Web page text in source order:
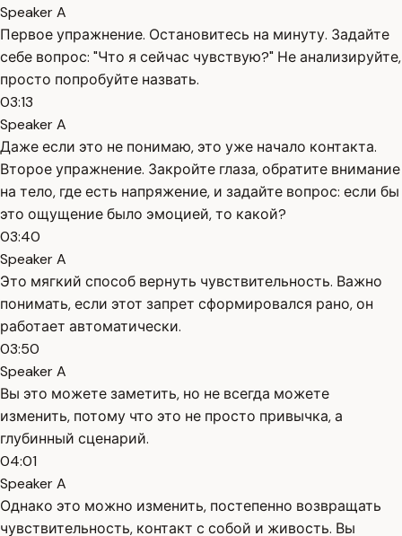
Speaker A
Первое упражнение. Остановитесь на минуту. Задайте
себе вопрос: "Что я сейчас чувствую?" Не анализируйте,
просто попробуйте назвать.
03:13
Speaker A
Даже если это не понимаю, это уже начало контакта.
Второе упражнение. Закройте глаза, обратите внимание
на тело, где есть напряжение, и задайте вопрос: если бы
это ощущение было эмоцией, то какой?
03:40
Speaker A
Это мягкий способ вернуть чувствительность. Важно
понимать, если этот запрет сформировался рано, он
работает автоматически.
03:50
Speaker A
Вы это можете заметить, но не всегда можете
изменить, потому что это не просто привычка, а
глубинный сценарий.
04:01
Speaker A
Однако это можно изменить, постепенно возвращать
чувствительность, контакт с собой и живость. Вы